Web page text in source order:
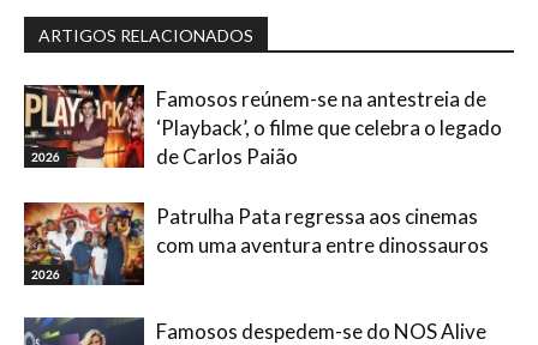
ARTIGOS RELACIONADOS
2026
Famosos reúnem-se na antestreia de
‘Playback’, o filme que celebra o legado
de Carlos Paião
2026
Patrulha Pata regressa aos cinemas
com uma aventura entre dinossauros
Famosos despedem-se do NOS Alive